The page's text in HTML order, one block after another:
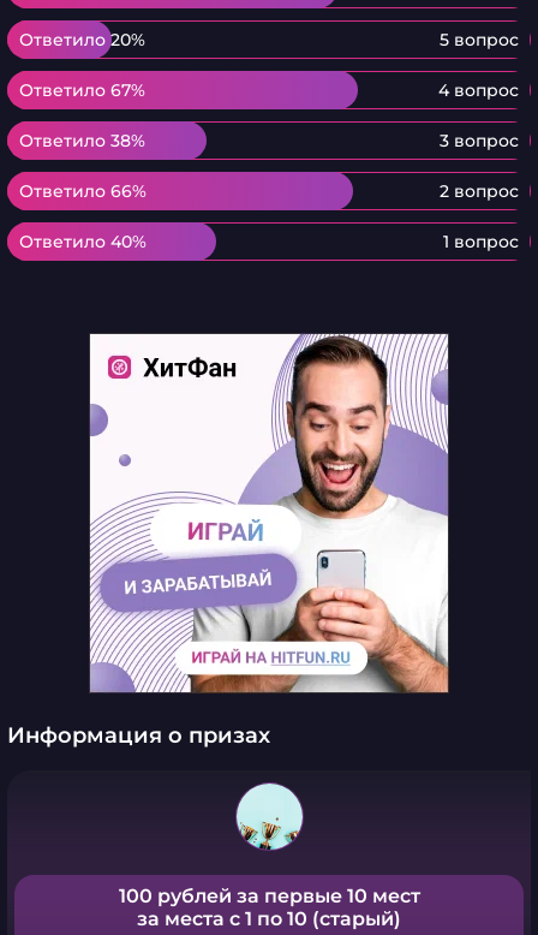
Ответило 20% 5 вопрос
Ответило 20%
Ответило 67% 4 вопрос
Ответило 67%
Ответило 38% 3 вопрос
Ответило 38%
Ответило 66% 2 вопрос
Ответило 66%
Ответило 40% 1 вопрос
Ответило 40%
Информация о призах
100 рублей за первые 10 мест
за места с 1 по 10 (старый)